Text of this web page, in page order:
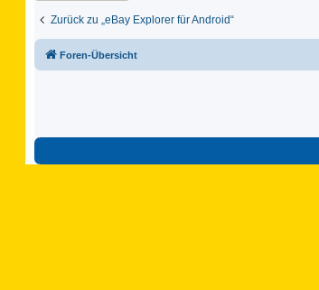
Zurück zu „eBay Explorer für Android“
Foren-Übersicht